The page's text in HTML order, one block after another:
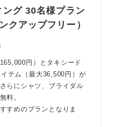
ング 30名様プラン
クアップフリー）
円）とタキシード
テム（最大36,500円）が
らにシャツ、ブライダル
料。
すめのプランとなりま